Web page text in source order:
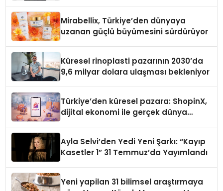
Mirabellix, Türkiye’den dünyaya
uzanan güçlü büyümesini sürdürüyor
Küresel rinoplasti pazarının 2030’da
9,6 milyar dolara ulaşması bekleniyor
Türkiye’den küresel pazara: ShopinX,
dijital ekonomi ile gerçek dünya
Ayla Selvi’den Yedi Yeni Şarkı: “Kayıp
Kasetler 1” 31 Temmuz’da Yayımlandı
Yeni yapilan 31 bilimsel araştırmaya